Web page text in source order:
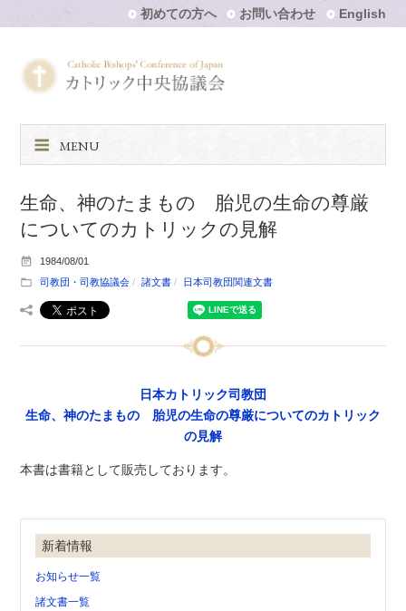
初めての方へ お問い合わせ English
MENU
生命、神のたまもの 胎児の生命の尊厳
についてのカトリックの見解
1984/08/01
司教団・司教協議会
諸文書 日本司教団関連文書
日本カトリック司教団
生命、神のたまもの 胎児の生命の尊厳についてのカトリック
の見解
本書は書籍として販売しております。
新着情報
お知らせ一覧
諸文書一覧